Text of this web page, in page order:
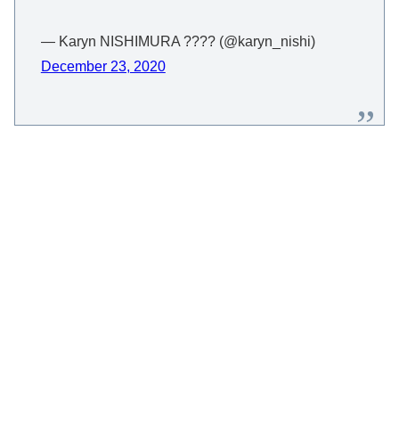
— Karyn NISHIMURA ???? (@karyn_nishi)
December 23, 2020